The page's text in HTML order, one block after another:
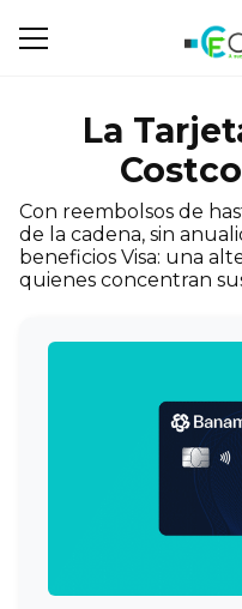
La
Con reembolsos de
de la cadena, sin
beneficios Visa: una
quienes concentran